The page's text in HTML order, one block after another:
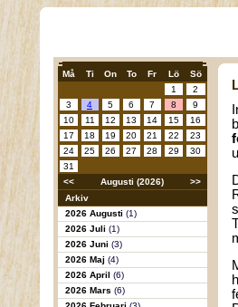
Må Ti On To Fr Lö
Sö
1
2
3
4 5 6 7 8
9
10
11 12 13 14 15
16
17
18 19 20 21 22
23
24
25 26 27 28 29
30
31
<<
Augusti (2026)
>>
Arkiv
2026 Augusti (1)
2026 Juli (1)
2026 Juni (3)
2026 Maj (4)
2026 April (6)
2026 Mars (6)